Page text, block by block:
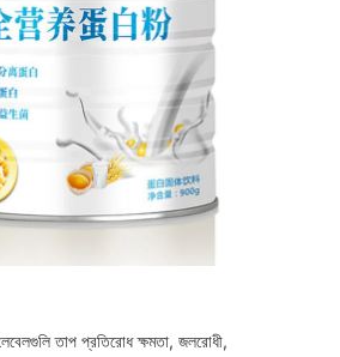
তাপ প্রতিরোধ ক্ষমতা, জলরোধী,